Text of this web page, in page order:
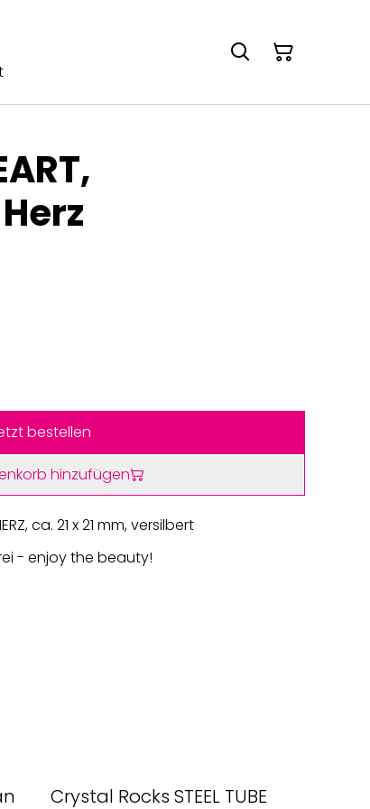
bestellen
hinzufügen
ca. 21 x 21 mm, versilbert
- enjoy the beauty!
Crystal Rocks STEEL TUBE